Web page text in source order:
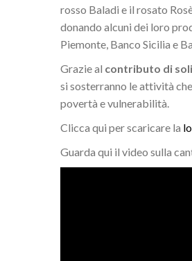
rosso Baladi e il rosato
donando alcuni dei loro
Piemonte, Banco Sicilia e
Grazie al contributo di
si sosterranno le attività
povertà e vulnerabilità.
Clicca qui per scaricare la
Guarda qui il video sulla